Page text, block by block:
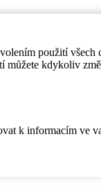
použití všech
můžete kdykoliv
k informacím ve